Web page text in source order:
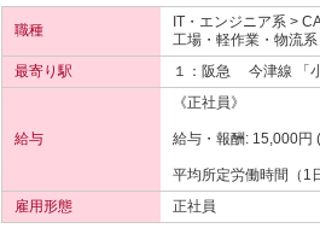
職種
IT・エンジニア系 >
工場・軽作業・物流
最寄り駅
１：阪急 今津線 「
給与
《正社員》
給与・報酬: 15,000円
平均所定労働時間（1
雇用形態
正社員